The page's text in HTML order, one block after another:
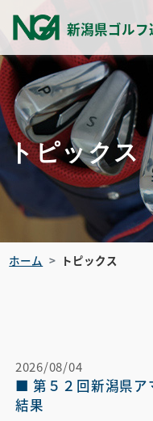
新潟県ゴルフ
トピックス
ホーム トピックス
2026/08/04
■ 第５２回新潟県
結果